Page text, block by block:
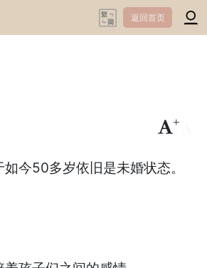
返回首页
+
今50多岁依旧是未婚状态。